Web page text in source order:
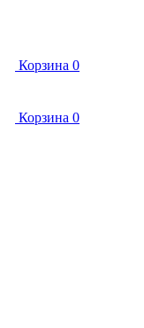
Корзина 0
Корзина 0